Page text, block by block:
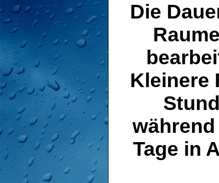
Die
Kleinere
Tage in